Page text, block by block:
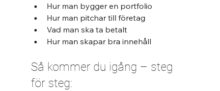
Hur man bygger en portfolio
Hur man pitchar till företag
Vad man ska ta betalt
Hur man skapar bra innehåll
Så kommer du igång – steg
för steg: